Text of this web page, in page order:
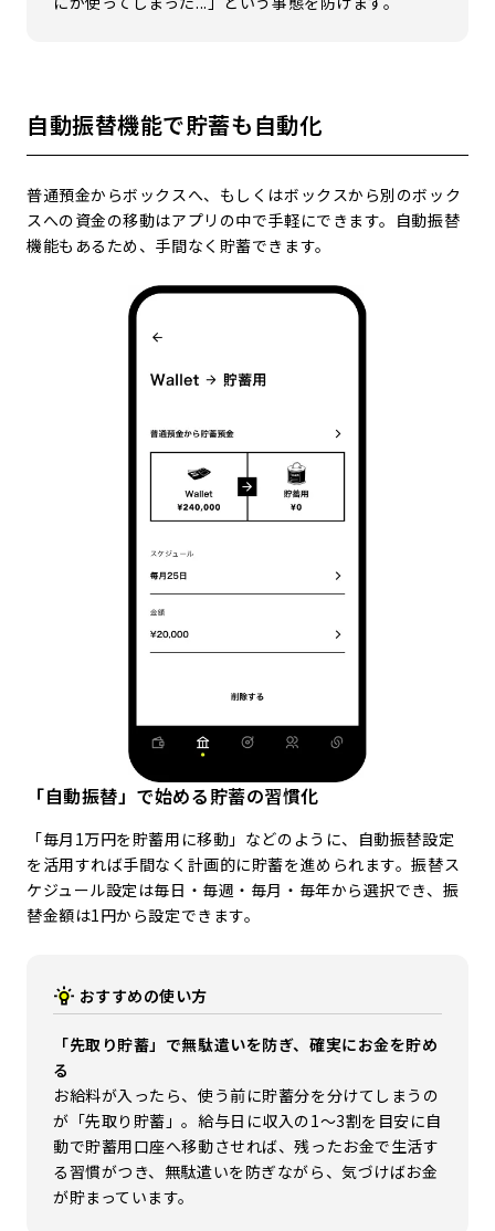
自動振替機能で貯蓄も自動化
普通預金からボックスへ、もしくはボックスから別のボック
スへの資金の移動はアプリの中で手軽にできます。自動振替
機能もあるため、手間なく貯蓄できます。
「自動振替」で始める貯蓄の習慣化
「毎月1万円を貯蓄用に移動」などのように、自動振替設定
を活用すれば手間なく計画的に貯蓄を進められます。振替ス
ケジュール設定は毎日・毎週・毎月・毎年から選択でき、振
替金額は1円から設定できます。
おすすめの使い方
「先取り貯蓄」で無駄遣いを防ぎ、確実にお金を貯め
る
お給料が入ったら、使う前に貯蓄分を分けてしまうの
が「先取り貯蓄」。給与日に収入の1〜3割を目安に自
動で貯蓄用口座へ移動させれば、残ったお金で生活す
る習慣がつき、無駄遣いを防ぎながら、気づけばお金
が貯まっています。